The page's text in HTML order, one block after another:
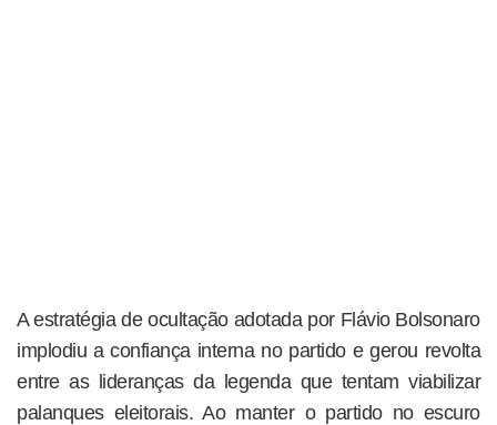
A estratégia de ocultação adotada por Flávio Bolsonaro
implodiu a confiança interna no partido e gerou revolta
entre as lideranças da legenda que tentam viabilizar
palanques eleitorais. Ao manter o partido no escuro